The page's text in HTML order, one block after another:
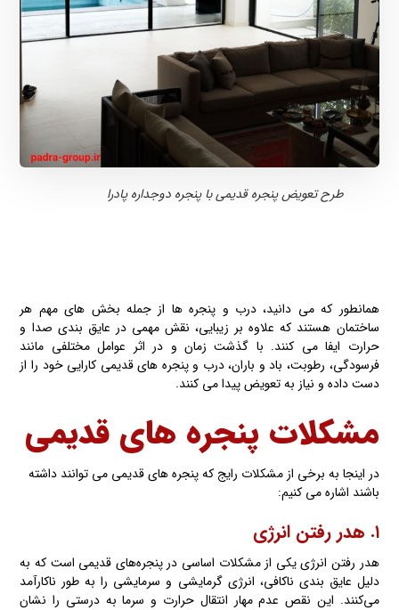
طرح تعویض پنجره قدیمی با پنجره دوجداره پادرا
همانطور که می دانید، درب و پنجره ها از جمله بخش های مهم هر
ساختمان هستند که علاوه بر زیبایی، نقش مهمی در عایق بندی صدا و
حرارت ایفا می کنند. با گذشت زمان و در اثر عوامل مختلفی مانند
فرسودگی، رطوبت، باد و باران، درب و پنجره های قدیمی کارایی خود را از
دست داده‌ و نیاز به تعویض پیدا می کنند.
مشکلات پنجره های قدیمی
در اینجا به برخی از مشکلات رایج که پنجره های قدیمی می توانند داشته
باشند اشاره می کنیم:
۱. هدر رفتن انرژی
هدر رفتن انرژی یکی از مشکلات اساسی در پنجره‌های قدیمی است که به
دلیل عایق بندی ناکافی، انرژی گرمایشی و سرمایشی را به طور ناکارآمد
می‌کنند. این نقص عدم مهار انتقال حرارت و سرما به درستی را نشان